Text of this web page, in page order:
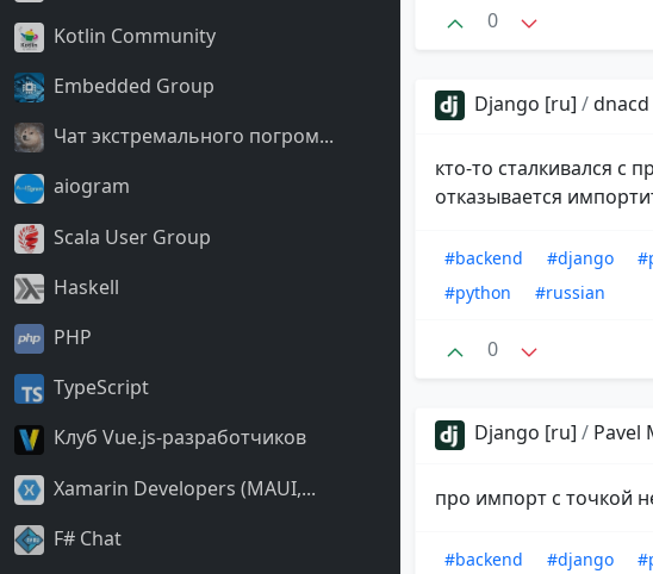
Kotlin Community
Embedded Group
Чат экстремального погром...
aiogram
Scala User Group
Haskell
PHP
TypeScript
Клуб Vue.js-разработчиков
Xamarin Developers (MAUI,...
F# Chat
0
Django [ru] /
кто-то сталкивался с
отказывается
#backend #django
#python
#russian
0
Django [ru] / Pavel
про импорт с точкой
#backend #django